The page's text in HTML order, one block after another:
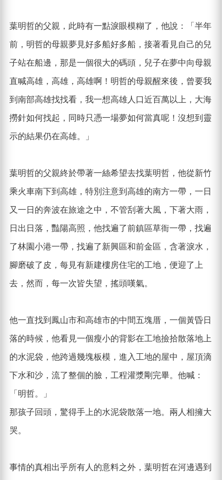
葉明哲的父親，此時有一點淚眼模糊了，他說：「半年
前，明哲的母親夢見好多船好多船，接著看見自己的兒
子站在船邊，那是一個很大的碼頭，兒子在夢中向母親
直喊高雄，高雄，高雄啊！明哲的母親醒來後，曾要我
到南部高雄找找看，我一想高雄人口近百萬以上，大海
撈針如何找起，同時只憑一場夢如何當真呢！沒想到靈
示的結果仍在高雄。」
葉明哲的父親終於帶著一絲希望去找葉明哲，他從新竹
乘火車南下到高雄，特別注意到高雄的南方一帶，一日
又一日的奔波在旅途之中，不管刮著大風，下著大雨，
日出日落，豔陽高照，他找遍了前鎮區草衙一帶，找遍
了林園小港一帶，找遍了新興區和前金區，含著淚水，
腳磨破了皮，每見有新建樓房住宅的工地，便迎了上
去，然而，每一次皆失望，搖頭嘆氣。
他一直找到鳳山市和高雄市的中間五塊厝，一個黃昏日
落的時候，他看見一個瘦小的背影在工地撿拾散落地上
的水泥袋，他跨過幾塊板模，進入工地的屋中，屋頂滴
下水和沙，流了整個的臉，工程灌漿剛完畢。他喊：
「明哲。」
那孩子回頭，驚得手上的水泥袋散落一地。兩人相擁大
哭。
事情的真相出乎所有人的意料之外，葉明哲在河邊遇到